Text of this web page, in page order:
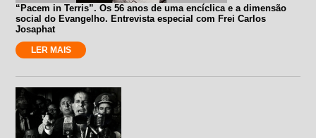
“Pacem in Terris”. Os 56 anos de uma encíclica e a dimensão
social do Evangelho. Entrevista especial com Frei Carlos
Josaphat
LER MAIS